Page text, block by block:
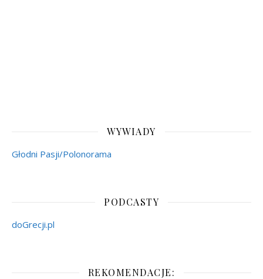
WYWIADY
Głodni Pasji/Polonorama
PODCASTY
doGrecji.pl
REKOMENDACJE: